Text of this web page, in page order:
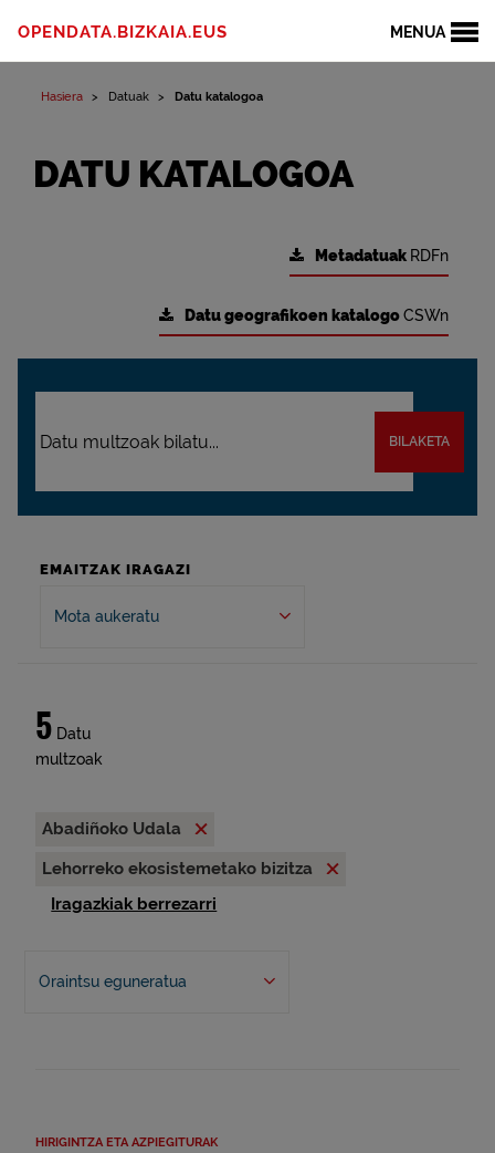
MENUA
OPENDATA.BIZKAIA.EUS
Hasiera Datuak Datu katalogoa
DATU KATALOGOA
Metadatuak RDFn
Datu geografikoen katalogoCSWn
BILAKETA
EMAITZAK IRAGAZI
Mota aukeratu
5 Datu
multzoak
Abadiñoko Udala
Lehorreko ekosistemetako bizitza
Iragazkiak berrezarri
Oraintsu eguneratua
HIRIGINTZA ETA AZPIEGITURAK